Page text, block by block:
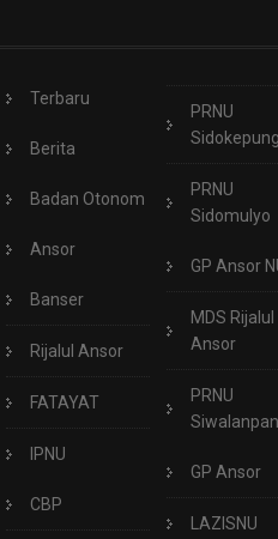
Terbaru
Berita
Badan Otonom
Ansor
Banser
Rijalul Ansor
FATAYAT
IPNU
CBP
PRNU
Sidokepung
PRNU
Sidomulyo
GP Ansor
MDS Rijalul
Ansor
PRNU
GP Ansor
LAZISNU